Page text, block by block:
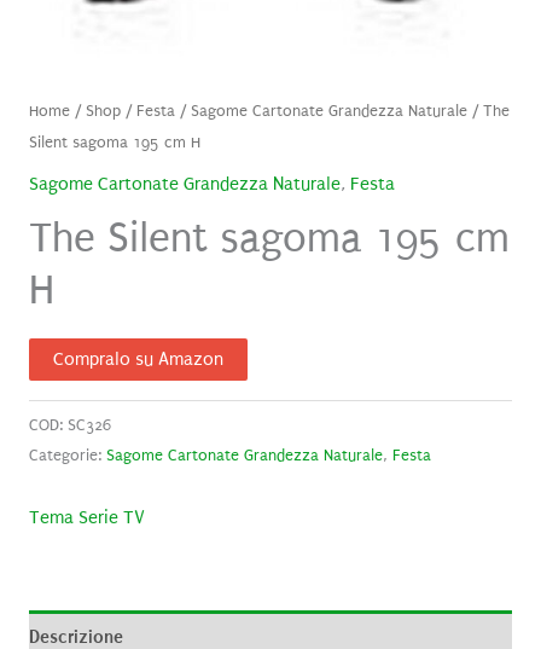
Home/ Shop/ Festa/ Sagome Cartonate Grandezza Naturale/ The
Silent sagoma 195 cm H
Sagome Cartonate Grandezza Naturale, Festa
The Silent sagoma 195 cm
H
Compralo su Amazon
COD: SC326
Categorie: Sagome Cartonate Grandezza Naturale, Festa
Tema Serie TV
Descrizione